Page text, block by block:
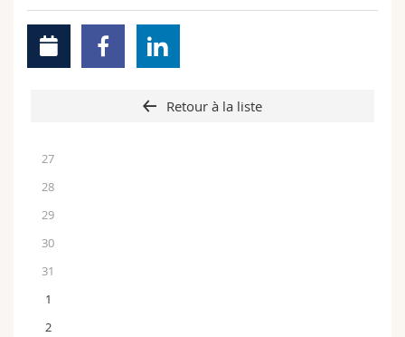
Retour à la liste
27
28
29
30
31
1
2